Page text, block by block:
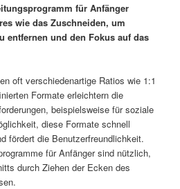
für Anfänger
wie das Zuschneiden, um
entfernen und den Fokus auf das
oft verschiedenartige Ratios wie 1:1
Formate erleichtern die
beispielsweise für soziale
diese Formate schnell
fördert die Benutzerfreundlichkeit.
für Anfänger sind nützlich,
durch Ziehen der Ecken des